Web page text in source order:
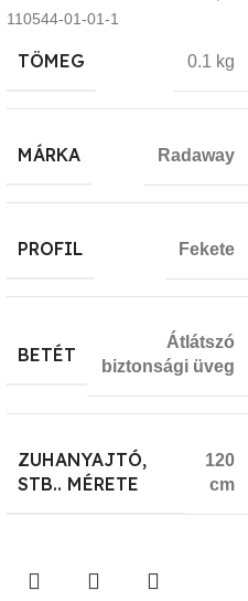
110544-01-01-1
TÖMEG 0.1 kg
MÁRKA Radaway
PROFIL Fekete
BETÉT
Átlátszó
biztonsági üveg
ZUHANYAJTÓ,
STB.. MÉRETE
120
cm